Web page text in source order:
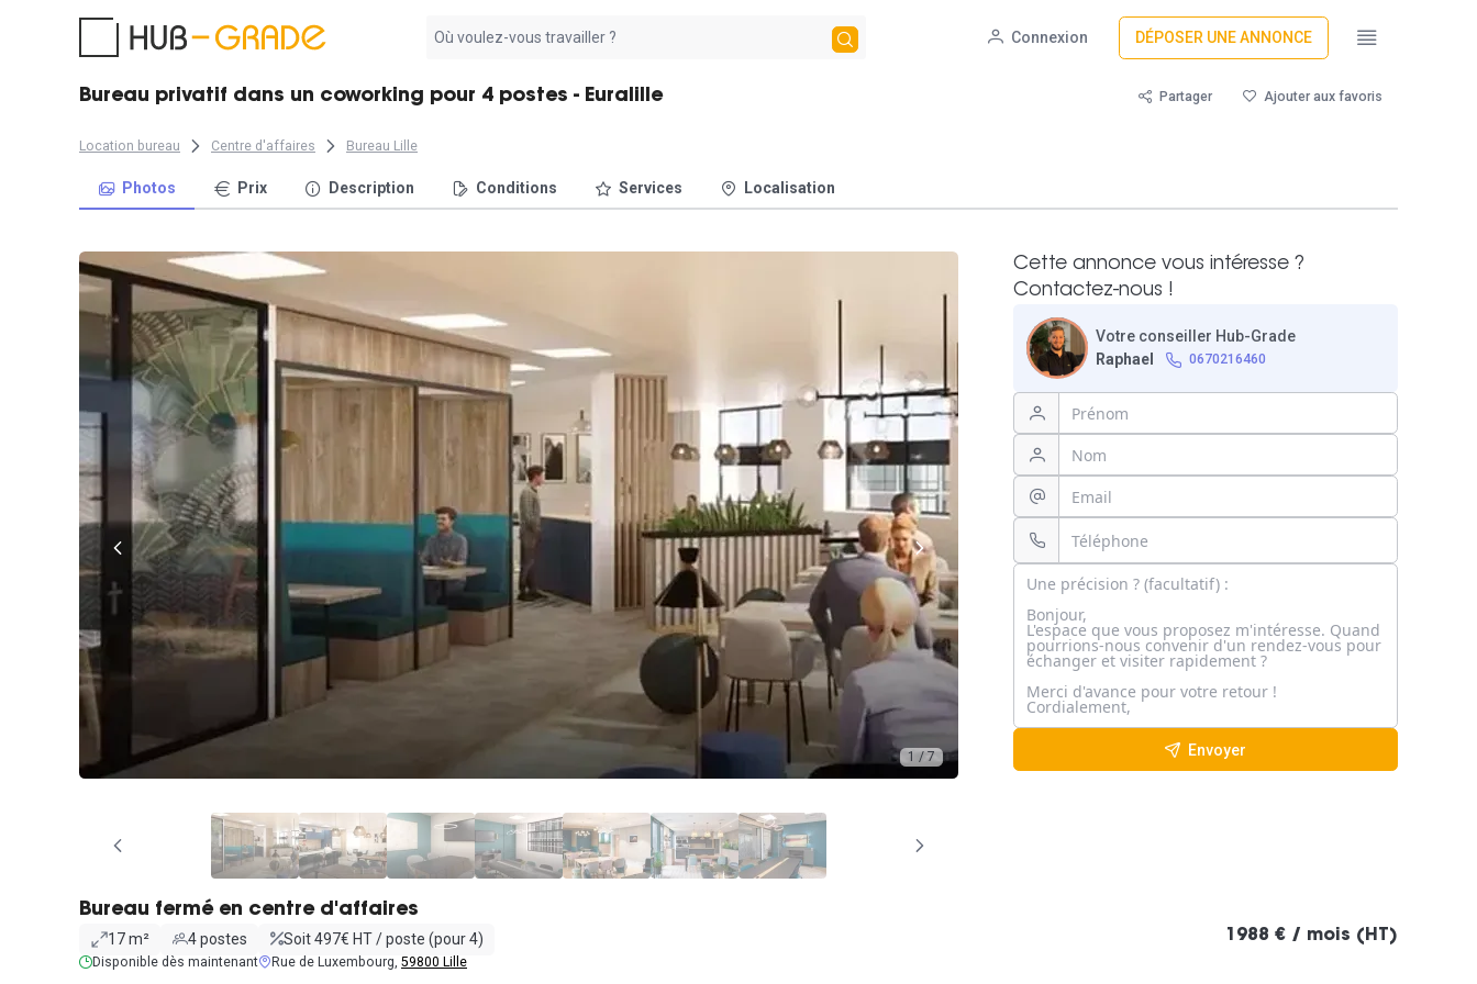
résultat
Connexion DÉPOSER UNE ANNONCE
Bureau privatif dans un coworking pour 4 postes - Euralille Partager Ajouter aux favoris
Location bureau Centre d'affaires Bureau Lille
Photos Prix Description Conditions Services Localisation
1 / 7
Cette annonce vous intéresse ?
Contactez-nous !
Votre conseiller Hub-Grade
Raphael
0670216460
Envoyer
Bureau fermé en centre d'affaires
17 m² 4 postes Soit 497€ HT / poste (pour 4)
Disponible dès maintenant Rue de Luxembourg, 59800 Lille
1988 € / mois (HT)